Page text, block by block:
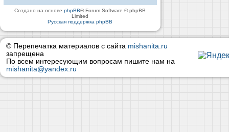
Создано на основеphpBB® Forum Software © phpBB
Limited
Русская поддержка phpBB
© Перепечатка материалов с сайта mishanita.ru
запрещена
По всем интересующим вопросам пишите нам на
mishanita@yandex.ru